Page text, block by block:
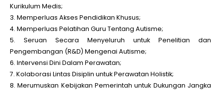
Kurikulum Medis;
3. Memperluas Akses Pendidikan Khusus;
4. Memperluas Pelatihan Guru Tentang Autisme;
5. Seruan Secara Menyeluruh untuk Penelitian dan
Pengembangan (R&D) Mengenai Autisme;
6. Intervensi Dini Dalam Perawatan;
7. Kolaborasi Lintas Disiplin untuk Perawatan Holistik;
8. Merumuskan Kebijakan Pemerintah untuk Dukungan Jangka